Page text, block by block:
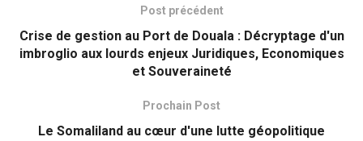
Post précédent
Crise de gestion au Port de Douala : Décryptage d'un
imbroglio aux lourds enjeux Juridiques, Economiques
et Souveraineté
Prochain Post
Le Somaliland au cœur d'une lutte géopolitique